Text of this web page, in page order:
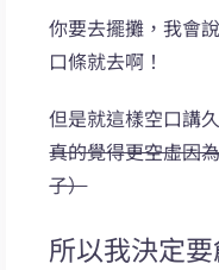
你要去擺攤，我會
口條就去啊！
但是就這樣空口講
真的覺得更空虛因
子）
所以我決定